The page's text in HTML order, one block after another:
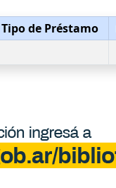
Tipo de Préstamo